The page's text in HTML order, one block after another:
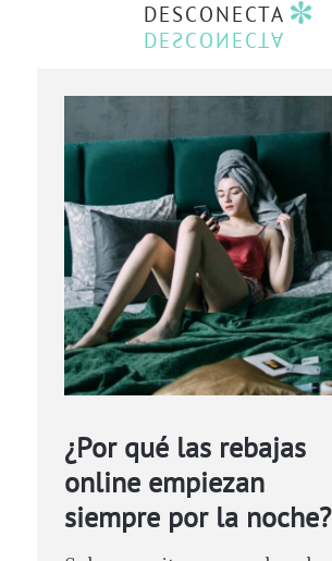
DESCONECTA
¿Por qué las rebajas
online empiezan
siempre por la noche?